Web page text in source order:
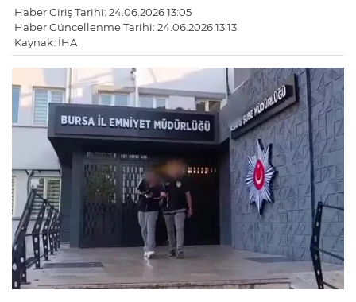
Haber Giriş Tarihi: 24.06.2026 13:05
Haber Güncellenme Tarihi: 24.06.2026 13:13
Kaynak: İHA